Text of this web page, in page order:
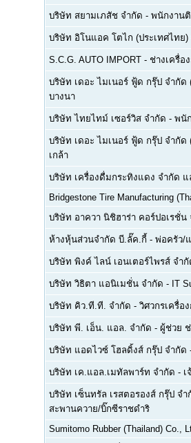
บริษัท สยามเภสัช จำกัด - พนักงาน
บริษัท อิโนแอค โตไก (ประเทศไทย)
S.C.G. AUTO IMPORT - ช่างเครื่อ
บริษัท เดอะ ไมเนอร์ ฟู้ด กรุ๊ป จำกัด
บางนา
บริษัท ไทยไทม์ เซอร์วิส จำกัด - พนั
บริษัท เดอะ ไมเนอร์ ฟู้ด กรุ๊ป จำกัด
เกล้า
บริษัท เครื่องดื่มกระทิงแดง จำกัด แ
Bridgestone Tire Manufacturing
บริษัท อาควา นิชิฮาร่า คอร์ปอเรชั่น
ห้างหุ้นส่วนจำกัด บี.ลั๊ค.กี้ - พ่อครัว/
บริษัท พิงค์ ไลน์ เอนเตอร์ไพรส์ จำกั
บริษัท วิธิตา แอนิเมชั่น จำกัด - IT
บริษัท คิว.ที.ที. จำกัด - วิศวกรเครื่อ
บริษัท พี. เอ็น. แอล. จำกัด - ผู้ช่วย
บริษัท แอดไวซ์ โฮลดิ้งส์ กรุ๊ป จำกัด
บริษัท เค.แอล.เมทัลพาร์ท จำกัด - เ
บริษัท เซ็นทรัล เรสตอรองส์ กรุ๊ป จำ
สะพานควาย/บิ๊กซีราชดำริ
Sumitomo Rubber (Thailand) Co.,